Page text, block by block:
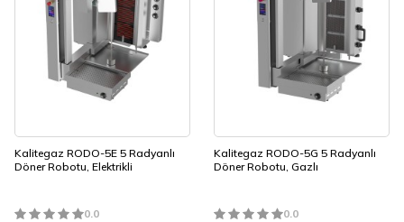
Kalitegaz RODO-5E 5 Radyanlı
Döner Robotu, Elektrikli
0.0
Kalitegaz RODO-5G 5 Radyanlı
Döner Robotu, Gazlı
0.0